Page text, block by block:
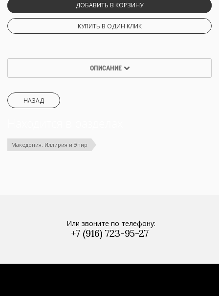
ДОБАВИТЬ В КОРЗИНУ
КУПИТЬ В ОДИН КЛИК
ОПИСАНИЕ
НАЗАД
Македония, Иллирия и Эпир
Или звоните по телефону:
+7 (916) 723-95-27